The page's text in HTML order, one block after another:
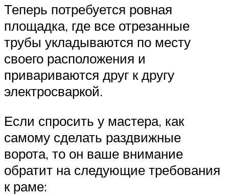
Теперь потребуется ровная
площадка, где все отрезанные
трубы укладываются по месту
своего расположения и
привариваются друг к другу
электросваркой.
Если спросить у мастера, как
самому сделать раздвижные
ворота, то он ваше внимание
обратит на следующие требования
к раме: